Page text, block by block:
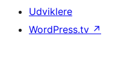
Udviklere
WordPress.tv ↗